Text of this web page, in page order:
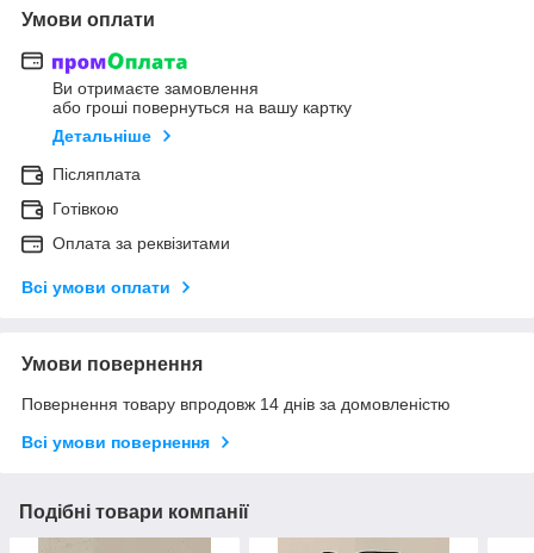
Умови оплати
Ви отримаєте замовлення
або гроші повернуться на вашу картку
Детальніше
Післяплата
Готівкою
Оплата за реквізитами
Всі умови оплати
Умови повернення
Повернення товару впродовж 14 днів за домовленістю
Всі умови повернення
Подібні товари компанії